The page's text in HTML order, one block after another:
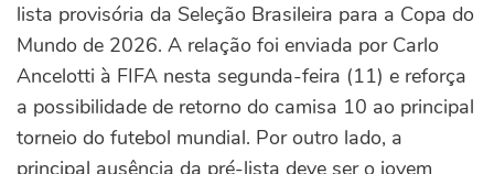
lista provisória da Seleção Brasileira para a Copa do
Mundo de 2026. A relação foi enviada por Carlo
Ancelotti à FIFA nesta segunda-feira (11) e reforça
a possibilidade de retorno do camisa 10 ao principal
torneio do futebol mundial. Por outro lado, a
principal ausência da pré-lista deve ser o jovem